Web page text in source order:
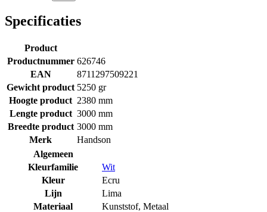
Specificaties
Product
Productnummer 626746
EAN
8711297509221
Gewicht product 5250 gr
Hoogte product 2380 mm
Lengte product 3000 mm
Breedte product 3000 mm
Merk
Handson
Algemeen
Kleurfamilie
Wit
Kleur
Ecru
Lijn
Lima
Materiaal
Kunststof, Metaal